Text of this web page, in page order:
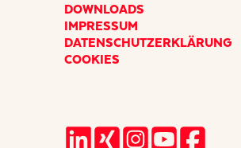
DOWNLOADS
IMPRESSUM
DATENSCHUTZERKLÄRUNG
COOKIES